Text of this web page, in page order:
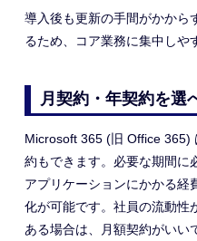
導入後も更新の手間がかから
るため
コア業務に集中しや
月契約・年契約を選
Microsoft 365 (旧 Office 365)
約もできます。必要な期間に
アプリケーションにかかる経
化が可能です。社員の流動性
ある場合は、月額契約がいい